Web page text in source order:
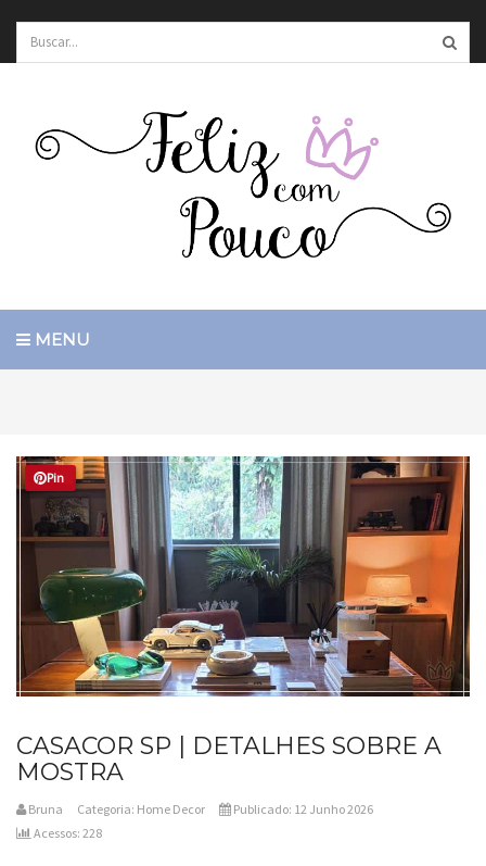
MENU
Pin
CASACOR SP | DETALHES SOBRE A
MOSTRA
Bruna Categoria: Home Decor
Publicado: 12 Junho 2026
Acessos: 228